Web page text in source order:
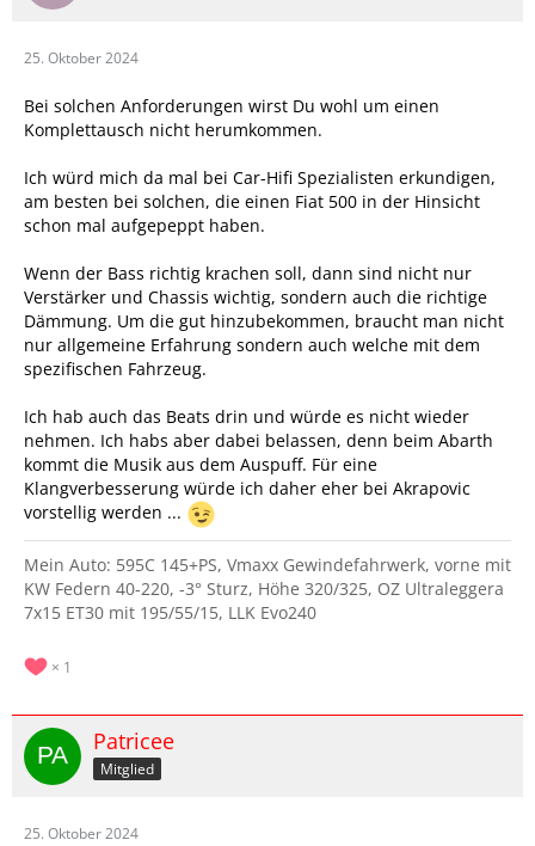
25. Oktober 2024
Bei solchen Anforderungen wirst Du wohl um einen
Komplettausch nicht herumkommen.
Ich würd mich da mal bei Car-Hifi Spezialisten erkundigen,
am besten bei solchen, die einen Fiat 500 in der Hinsicht
schon mal aufgepeppt haben.
Wenn der Bass richtig krachen soll, dann sind nicht nur
Verstärker und Chassis wichtig, sondern auch die richtige
Dämmung. Um die gut hinzubekommen, braucht man nicht
nur allgemeine Erfahrung sondern auch welche mit dem
spezifischen Fahrzeug.
Ich hab auch das Beats drin und würde es nicht wieder
nehmen. Ich habs aber dabei belassen, denn beim Abarth
kommt die Musik aus dem Auspuff. Für eine
Klangverbesserung würde ich daher eher bei Akrapovic
vorstellig werden ...
Mein Auto: 595C 145+PS, Vmaxx Gewindefahrwerk, vorne mit
KW Federn 40-220, -3° Sturz, Höhe 320/325, OZ Ultraleggera
7x15 ET30 mit 195/55/15, LLK Evo240
1
Patricee
Mitglied
25. Oktober 2024